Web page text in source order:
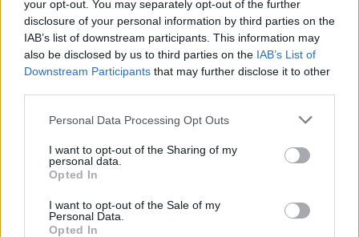
your opt-out. You may separately opt-out of the further
disclosure of your personal information by third parties on the
IAB’s list of downstream participants. This information may
also be disclosed by us to third parties on the IAB’s List of
Downstream Participants that may further disclose it to other
Personal Data Processing Opt Outs
I want to opt-out of the Sharing of my
personal data.
Opted In
I want to opt-out of the Sale of my
Personal Data.
Opted In
Finnairin lennoista osan lentää
jatkossa toinen lentoyhtiö –
matkustajille tärkeä rajoitus
3